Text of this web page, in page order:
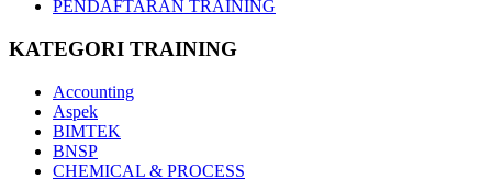
PENDAFTARAN TRAINING
KATEGORI TRAINING
Accounting
Aspek
BIMTEK
BNSP
CHEMICAL & PROCESS